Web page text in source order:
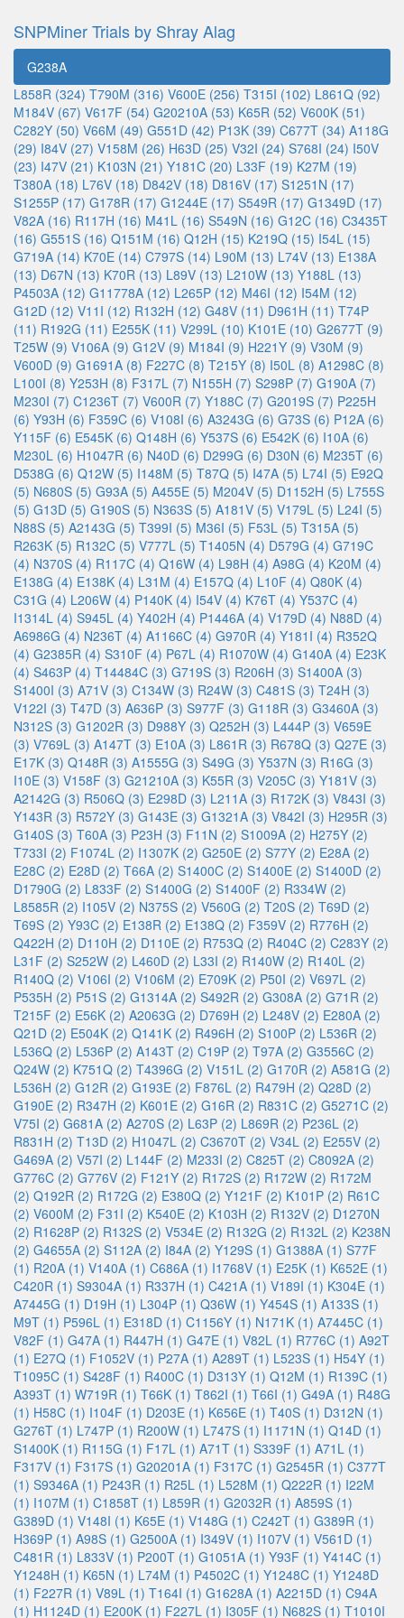
SNPMiner Trials by Shray Alag
G238A
L858R (324) T790M (316) V600E (256) T315I (102) L861Q (92)
M184V (67) V617F (54) G20210A (53) K65R (52) V600K (51)
C282Y (50) V66M (49) G551D (42) P13K (39) C677T (34) A118G
(29) I84V (27) V158M (26) H63D (25) V32I (24) S768I (24) I50V
(23) I47V (21) K103N (21) Y181C (20) L33F (19) K27M (19)
T380A (18) L76V (18) D842V (18) D816V (17) S1251N (17)
S1255P (17) G178R (17) G1244E (17) S549R (17) G1349D (17)
V82A (16) R117H (16) M41L (16) S549N (16) G12C (16) C3435T
(16) G551S (16) Q151M (16) Q12H (15) K219Q (15) I54L (15)
G719A (14) K70E (14) C797S (14) L90M (13) L74V (13) E138A
(13) D67N (13) K70R (13) L89V (13) L210W (13) Y188L (13)
P4503A (12) G11778A (12) L265P (12) M46I (12) I54M (12)
G12D (12) V11I (12) R132H (12) G48V (11) D961H (11) T74P
(11) R192G (11) E255K (11) V299L (10) K101E (10) G2677T (9)
T25W (9) V106A (9) G12V (9) M184I (9) H221Y (9) V30M (9)
V600D (9) G1691A (8) F227C (8) T215Y (8) I50L (8) A1298C (8)
L100I (8) Y253H (8) F317L (7) N155H (7) S298P (7) G190A (7)
M230I (7) C1236T (7) V600R (7) Y188C (7) G2019S (7) P225H
(6) Y93H (6) F359C (6) V108I (6) A3243G (6) G73S (6) P12A (6)
Y115F (6) E545K (6) Q148H (6) Y537S (6) E542K (6) I10A (6)
M230L (6) H1047R (6) N40D (6) D299G (6) D30N (6) M235T (6)
D538G (6) Q12W (5) I148M (5) T87Q (5) I47A (5) L74I (5) E92Q
(5) N680S (5) G93A (5) A455E (5) M204V (5) D1152H (5) L755S
(5) G13D (5) G190S (5) N363S (5) A181V (5) V179L (5) L24I (5)
N88S (5) A2143G (5) T399I (5) M36I (5) F53L (5) T315A (5)
R263K (5) R132C (5) V777L (5) T1405N (4) D579G (4) G719C
(4) N370S (4) R117C (4) Q16W (4) L98H (4) A98G (4) K20M (4)
E138G (4) E138K (4) L31M (4) E157Q (4) L10F (4) Q80K (4)
C31G (4) L206W (4) P140K (4) I54V (4) K76T (4) Y537C (4)
I1314L (4) S945L (4) Y402H (4) P1446A (4) V179D (4) N88D (4)
A6986G (4) N236T (4) A1166C (4) G970R (4) Y181I (4) R352Q
(4) G2385R (4) S310F (4) P67L (4) R1070W (4) G140A (4) E23K
(4) S463P (4) T14484C (3) G719S (3) R206H (3) S1400A (3)
S1400I (3) A71V (3) C134W (3) R24W (3) C481S (3) T24H (3)
V122I (3) T47D (3) A636P (3) S977F (3) G118R (3) G3460A (3)
N312S (3) G1202R (3) D988Y (3) Q252H (3) L444P (3) V659E
(3) V769L (3) A147T (3) E10A (3) L861R (3) R678Q (3) Q27E (3)
E17K (3) Q148R (3) A1555G (3) S49G (3) Y537N (3) R16G (3)
I10E (3) V158F (3) G21210A (3) K55R (3) V205C (3) Y181V (3)
A2142G (3) R506Q (3) E298D (3) L211A (3) R172K (3) V843I (3)
Y143R (3) R572Y (3) G143E (3) G1321A (3) V842I (3) H295R (3)
G140S (3) T60A (3) P23H (3) F11N (2) S1009A (2) H275Y (2)
T733I (2) F1074L (2) I1307K (2) G250E (2) S77Y (2) E28A (2)
E28C (2) E28D (2) T66A (2) S1400C (2) S1400E (2) S1400D (2)
D1790G (2) L833F (2) S1400G (2) S1400F (2) R334W (2)
L8585R (2) I105V (2) N375S (2) V560G (2) T20S (2) T69D (2)
T69S (2) Y93C (2) E138R (2) E138Q (2) F359V (2) R776H (2)
Q422H (2) D110H (2) D110E (2) R753Q (2) R404C (2) C283Y (2)
L31F (2) S252W (2) L460D (2) L33I (2) R140W (2) R140L (2)
R140Q (2) V106I (2) V106M (2) E709K (2) P50I (2) V697L (2)
P535H (2) P51S (2) G1314A (2) S492R (2) G308A (2) G71R (2)
T215F (2) E56K (2) A2063G (2) D769H (2) L248V (2) E280A (2)
Q21D (2) E504K (2) Q141K (2) R496H (2) S100P (2) L536R (2)
L536Q (2) L536P (2) A143T (2) C19P (2) T97A (2) G3556C (2)
Q24W (2) K751Q (2) T4396G (2) V151L (2) G170R (2) A581G (2)
L536H (2) G12R (2) G193E (2) F876L (2) R479H (2) Q28D (2)
G190E (2) R347H (2) K601E (2) G16R (2) R831C (2) G5271C (2)
V75I (2) G681A (2) A270S (2) L63P (2) L869R (2) P236L (2)
R831H (2) T13D (2) H1047L (2) C3670T (2) V34L (2) E255V (2)
G469A (2) V57I (2) L144F (2) M233I (2) C825T (2) C8092A (2)
G776C (2) G776V (2) F121Y (2) R172S (2) R172W (2) R172M
(2) Q192R (2) R172G (2) E380Q (2) Y121F (2) K101P (2) R61C
(2) V600M (2) F31I (2) K540E (2) K103H (2) R132V (2) D1270N
(2) R1628P (2) R132S (2) V534E (2) R132G (2) R132L (2) K238N
(2) G4655A (2) S112A (2) I84A (2) Y129S (1) G1388A (1) S77F
(1) R20A (1) V140A (1) C686A (1) I1768V (1) E25K (1) K652E (1)
C420R (1) S9304A (1) R337H (1) C421A (1) V189I (1) K304E (1)
A7445G (1) D19H (1) L304P (1) Q36W (1) Y454S (1) A133S (1)
M9T (1) P596L (1) E318D (1) C1156Y (1) N171K (1) A7445C (1)
V82F (1) G47A (1) R447H (1) G47E (1) V82L (1) R776C (1) A92T
(1) E27Q (1) F1052V (1) P27A (1) A289T (1) L523S (1) H54Y (1)
T1095C (1) S428F (1) R400C (1) D313Y (1) Q12M (1) R139C (1)
A393T (1) W719R (1) T66K (1) T862I (1) T66I (1) G49A (1) R48G
(1) H58C (1) I104F (1) D203E (1) K656E (1) T40S (1) D312N (1)
G276T (1) L747P (1) R200W (1) L747S (1) I1171N (1) Q14D (1)
S1400K (1) R115G (1) F17L (1) A71T (1) S339F (1) A71L (1)
F317V (1) F317S (1) G20201A (1) F317C (1) G2545R (1) C377T
(1) S9346A (1) P243R (1) R25L (1) L528M (1) Q222R (1) I22M
(1) I107M (1) C1858T (1) L859R (1) G2032R (1) A859S (1)
G389D (1) V148I (1) K65E (1) V148G (1) C242T (1) G389R (1)
H369P (1) A98S (1) G2500A (1) I349V (1) I107V (1) V561D (1)
C481R (1) L833V (1) P200T (1) G1051A (1) Y93F (1) Y414C (1)
Y1248H (1) K65N (1) L74M (1) P4502C (1) Y1248C (1) Y1248D
(1) F227R (1) V89L (1) T164I (1) G1628A (1) A2215D (1) C94A
(1) H1124D (1) E200K (1) F227L (1) I305F (1) N682S (1) T1010I